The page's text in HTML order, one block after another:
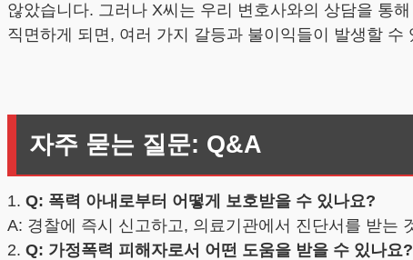
않았습니다. 그러나 X씨는 우리 변호사와의 상담을 통
직면하게 되면, 여러 가지 갈등과 불이익들이 발생할
자주 묻는 질문: Q&A
1. Q: 폭력 아내로부터 어떻게 보호받을 수 있나요?
A: 경찰에 즉시 신고하고, 의료기관에서 진단서를 받는
2. Q: 가정폭력 피해자로서 어떤 도움을 받을 수 있나요?